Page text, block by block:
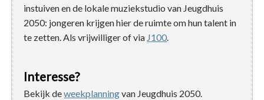
instuiven en de lokale muziekstudio van Jeugdhuis
2050: jongeren krijgen hier de ruimte om hun talent in
te zetten. Als vrijwilliger of via J100.
Interesse?
Bekijk deweekplanningvan Jeugdhuis 2050.